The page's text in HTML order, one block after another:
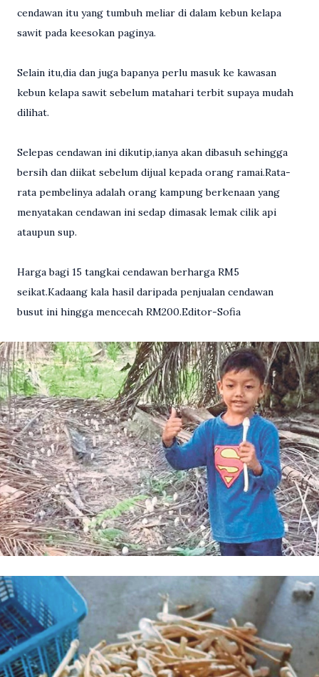
cendawan itu yang tumbuh meliar di dalam kebun kelapa
sawit pada keesokan paginya.
Selain itu,dia dan juga bapanya perlu masuk ke kawasan
kebun kelapa sawit sebelum matahari terbit supaya mudah
dilihat.
Selepas cendawan ini dikutip,ianya akan dibasuh sehingga
bersih dan diikat sebelum dijual kepada orang ramai.Rata-
rata pembelinya adalah orang kampung berkenaan yang
menyatakan cendawan ini sedap dimasak lemak cilik api
ataupun sup.
Harga bagi 15 tangkai cendawan berharga RM5
seikat.Kadaang kala hasil daripada penjualan cendawan
busut ini hingga mencecah RM200.Editor-Sofia